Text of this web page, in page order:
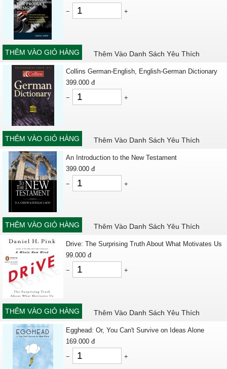
−
+
THÊM VÀO GIỎ HÀNG Thêm Vào Danh Sách Yêu Thích
Collins German-English, English-German Dictionary
399.000 đ
−
+
THÊM VÀO GIỎ HÀNG Thêm Vào Danh Sách Yêu Thích
An Introduction to the New Testament
399.000 đ
−
+
THÊM VÀO GIỎ HÀNG Thêm Vào Danh Sách Yêu Thích
Drive: The Surprising Truth About What Motivates Us
99.000 đ
−
+
THÊM VÀO GIỎ HÀNG Thêm Vào Danh Sách Yêu Thích
Egghead: Or, You Can't Survive on Ideas Alone
169.000 đ
−
+